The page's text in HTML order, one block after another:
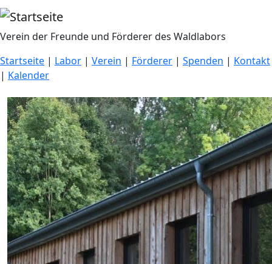
Direkt zum Inhalt
Verein der Freunde und Förderer des Waldlabors
Startseite | Labor | Verein | Förderer | Spenden | Kontakt
| Kalender